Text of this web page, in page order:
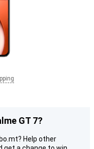
GT 7?
Help other